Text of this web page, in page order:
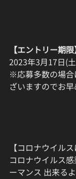
【エントリー期限
2023年3月17日(
※応募多数の場合
ざいますのでお
【コロナウイル
コロナウイルス
ーマンス 出来る